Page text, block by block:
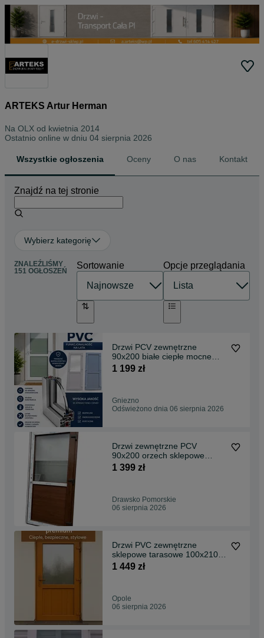
ARTEKS Artur Herman
Na OLX od kwietnia 2014
Ostatnio online w dniu 04 sierpnia 2026
Wszystkie ogłoszenia Oceny O nas Kontakt
Znajdź na tej stronie
Wybierz kategorię
ZNALEŹLIŚMY
151 OGŁOSZEŃ
Sortowanie Opcje przeglądania
Drzwi PCV zewnętrzne
90x200 białe ciepłe mocne
szybka dostawa
1 199 zł
Gniezno
Odświeżono dnia 06 sierpnia 2026
Drzwi zewnętrzne PCV
90x200 orzech sklepowe
tarasowe balkonowe biurowe
1 399 zł
Drawsko Pomorskie
06 sierpnia 2026
Drzwi PVC zewnętrzne
sklepowe tarasowe 100x210
złoty dąb TRANSPORT PL
1 449 zł
Opole
06 sierpnia 2026